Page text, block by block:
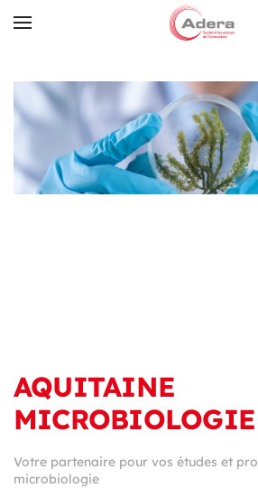
Skip to main content
AQUITAINE
MICROBIOLOGIE
Votre partenaire pour vos études et
microbiologie